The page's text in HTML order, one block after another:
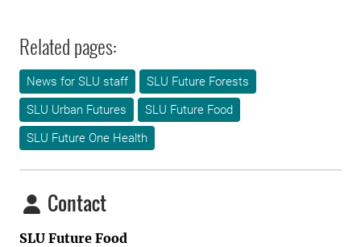
Related pages:
News for SLU staff
SLU Future Forests
SLU Urban Futures
SLU Future Food
SLU Future One Health
Contact
SLU Future Food